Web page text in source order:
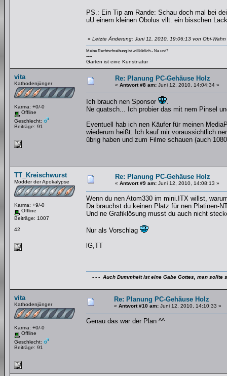
PS.: Ein Tip am Rande: Schau doch mal bei
uU einem kleinen Obolus vllt. ein bisschen
« Letzte Änderung: Juni 11, 2010, 19:06:13 von Obi-Wahn
Meine Rechtschreibung ist willkürlich - Na und?
----
Garten ist eine Kunstnatur
vita
Kathodenjünger
Karma: +0/-0
Offline
Geschlecht:
Beiträge: 91
Re: Planung PC-Gehäuse Holz
« Antwort #8 am: Juni 12, 2010, 14:04:34 »
Ich brauch nen Sponsor
.
Ne quatsch... Ich probier das mit nem Pinsel
Eventuell hab ich nen Käufer für meinen
wiederum heißt: Ich kauf mir voraussichtlich
übrig haben und zum Filme schauen (auch
TT_Kreischwurst
Modder der Apokalypse
Karma: +9/-0
Offline
Beiträge: 1007
42
Re: Planung PC-Gehäuse Holz
« Antwort #9 am: Juni 12, 2010, 14:08:13 »
Wenn du nen Atom330 im mini.ITX willst,
Da brauchst du keinen Platz für nen Platinen-
Und ne Grafiklösung musst du auch nicht
Nur als Vorschlag
lG,TT
- - - Auch Dummheit ist eine Gabe Gottes, man sollte
vita
Kathodenjünger
Karma: +0/-0
Offline
Geschlecht:
Beiträge: 91
Re: Planung PC-Gehäuse Holz
« Antwort #10 am: Juni 12, 2010, 14:10:33 »
Genau das war der Plan ^^